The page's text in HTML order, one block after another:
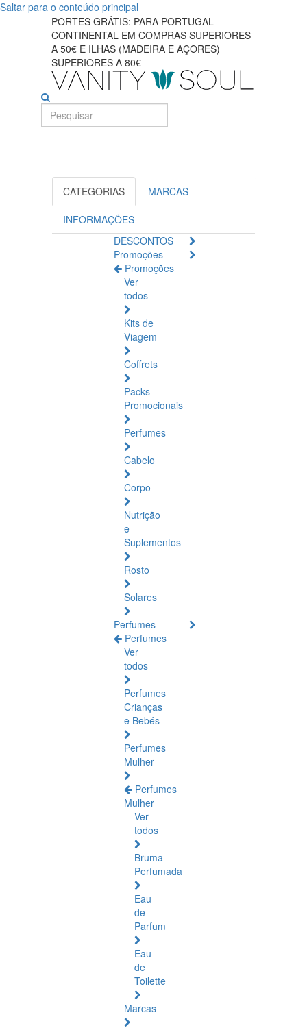
Saltar para o conteúdo principal
Encontre
melhor
blush
para
PORTES GRÁTIS: PARA PORTUGAL
CONTINENTAL EM COMPRAS SUPERIORES
A 50€ E ILHAS (MADEIRA E AÇORES)
SUPERIORES A 80€
CATEGORIAS MARCAS
INFORMAÇÕES
DESCONTOS
Promoções
Promoções
Ver
todos
Kits de
Viagem
Coffrets
Packs
Promocionais
Perfumes
Cabelo
Corpo
Nutrição
e
Suplementos
Rosto
Solares
Perfumes
Perfumes
Ver
todos
Perfumes
Crianças
e Bebés
Perfumes
Mulher
Perfumes
Mulher
Ver
todos
Bruma
Perfumada
Eau
de
Parfum
Eau
de
Toilette
Marcas